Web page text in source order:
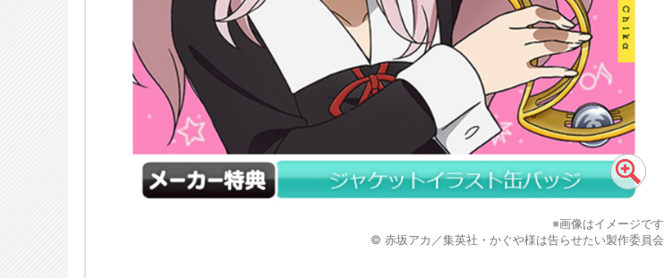
※画像はイメージです
© 赤坂アカ／集英社・かぐや様は告らせたい製作委員会